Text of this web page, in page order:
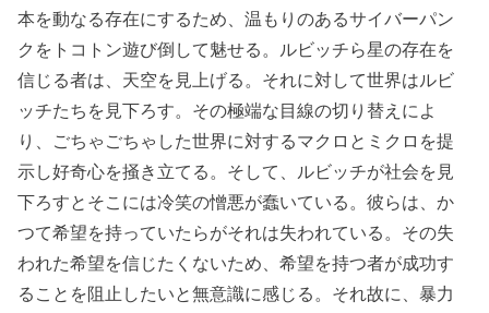
本を動なる存在にするため、温もりのあるサイバーパン
クをトコトン遊び倒して魅せる。ルビッチら星の存在を
信じる者は、天空を見上げる。それに対して世界はルビ
ッチたちを見下ろす。その極端な目線の切り替えによ
り、ごちゃごちゃした世界に対するマクロとミクロを提
示し好奇心を掻き立てる。そして、ルビッチが社会を見
下ろすとそこには冷笑の憎悪が蠢いている。彼らは、か
つて希望を持っていたらがそれは失われている。その失
われた希望を信じたくないため、希望を持つ者が成功す
ることを阻止したいと無意識に感じる。それ故に、暴力